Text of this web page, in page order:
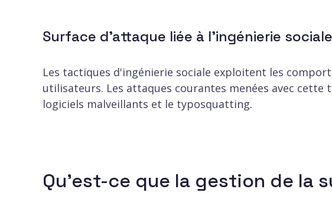
Surface d'attaque liée à l'ingénierie sociale
Les tactiques d'ingénierie sociale exploitent les
utilisateurs. Les attaques courantes menées avec
logiciels malveillants et le typosquatting.
Qu'est-ce que la gestion de la